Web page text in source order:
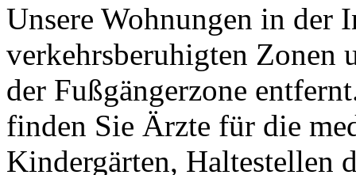
Unsere Wohnungen in der
verkehrsberuhigten Zonen
der Fußgängerzone
finden Sie Ärzte für die
Kindergärten, Haltestellen